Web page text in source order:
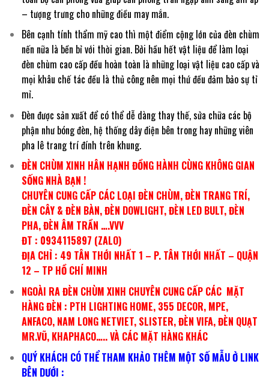
– tượng trưng cho những điều may mắn.
Bên cạnh tính thẩm mỹ cao thì một điểm cộng lớn của đèn chùm
nến nữa là bền bỉ với thời gian. Bởi hầu hết vật liệu để làm loại
đèn chùm cao cấp đều hoàn toàn là những loại vật liệu cao cấp và
mọi khâu chế tác đều là thủ công nên mọi thứ đều đảm bảo sự tỉ
mỉ.
Đèn được sản xuất để có thể dễ dàng thay thế, sửa chữa các bộ
phận như bóng đèn, hệ thống dây điện bên trong hay những viên
pha lê trang trí đính trên khung.
ĐÈN CHÙM XINH HÂN HẠNH ĐỒNG HÀNH CÙNG KHÔNG GIAN
SỐNG NHÀ BẠN !
CHUYÊN CUNG CẤP CÁC LOẠI ĐÈN CHÙM, ĐÈN TRANG TRÍ,
ĐÈN CÂY & ĐÈN BÀN, ĐÈN DOWLIGHT, ĐÈN LED BULT, ĐÈN
PHA, ĐÈN ÂM TRẦN ….VVV
ĐT : 0934115897 (ZALO)
ĐỊA CHỈ : 49 TÂN THỚI NHẤT 1 – P. TÂN THỚI NHẤT – QUẬN
12 – TP HỒ CHÍ MINH
NGOÀI RA ĐÈN CHÙM XINH CHUYÊN CUNG CẤP CÁC MẶT
HÀNG ĐÈN : PTH LIGHTING HOME, 355 DECOR, MPE,
ANFACO, NAM LONG NETVIET, SLISTER, ĐÈN VIFA, ĐÈN QUẠT
MR.VŨ, KHAPHACO….. VÀ CÁC MẶT HÀNG KHÁC
QUÝ KHÁCH CÓ THỂ THAM KHẢO THÊM MỘT SỐ MẪU Ở LINK
BÊN DƯỚI :